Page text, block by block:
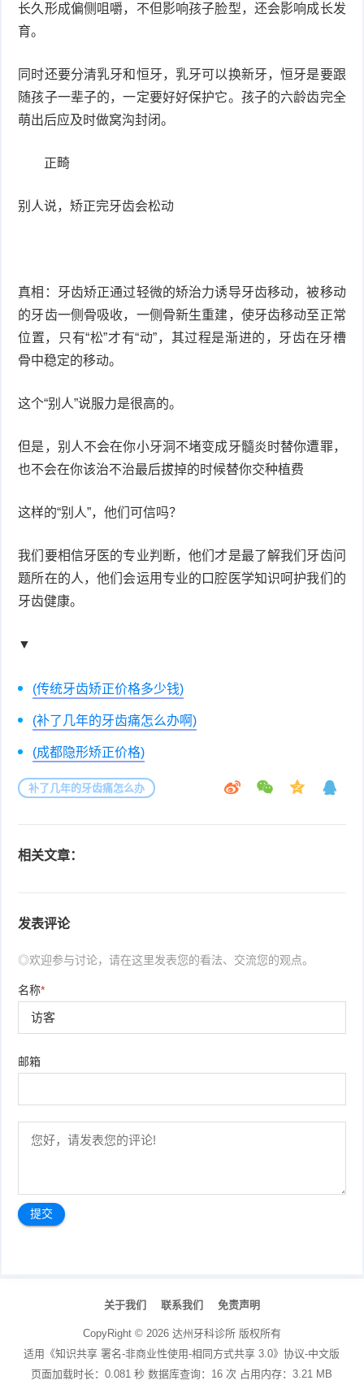
长久形成偏侧咀嚼，不但影响孩子脸型，还会影响成长发
育。
同时还要分清乳牙和恒牙，乳牙可以换新牙，恒牙是要跟
随孩子一辈子的，一定要好好保护它。孩子的六龄齿完全
萌出后应及时做窝沟封闭。
正畸
别人说，矫正完牙齿会松动
真相：牙齿矫正通过轻微的矫治力诱导牙齿移动，被移动
的牙齿一侧骨吸收，一侧骨新生重建，使牙齿移动至正常
位置，只有“松”才有“动”，其过程是渐进的，牙齿在牙槽
骨中稳定的移动。
这个“别人”说服力是很高的。
但是，别人不会在你小牙洞不堵变成牙髓炎时替你遭罪，
也不会在你该治不治最后拔掉的时候替你交种植费
这样的“别人”，他们可信吗？
我们要相信牙医的专业判断，他们才是最了解我们牙齿问
题所在的人，他们会运用专业的口腔医学知识呵护我们的
牙齿健康。
▼
(传统牙齿矫正价格多少钱)
(补了几年的牙齿痛怎么办啊)
(成都隐形矫正价格)
补了几年的牙齿痛怎么办
相关文章：
发表评论
◎欢迎参与讨论，请在这里发表您的看法、交流您的观点。
名称*
邮箱
关于我们 联系我们 免责声明
CopyRight © 2026 达州牙科诊所版权所有
适用《知识共享 署名-非商业性使用-相同方式共享 3.0》协议-中文版
页面加载时长：0.081 秒 数据库查询：16 次 占用内存：3.21 MB